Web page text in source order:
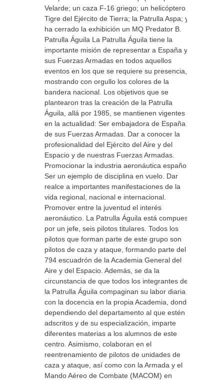
Velarde; un caza F-16 griego; un helicóptero
Tigre del Ejército de Tierra; la Patrulla Aspa; y
ha cerrado la exhibición un MQ Predator B.
Patrulla Águila La Patrulla Águila tiene la
importante misión de representar a España y a
sus Fuerzas Armadas en todos aquellos
eventos en los que se requiere su presencia,
mostrando con orgullo los colores de la
bandera nacional. Los objetivos que se
plantearon tras la creación de la Patrulla
Águila, allá por 1985, se mantienen vigentes
en la actualidad: Ser embajadora de España y
de sus Fuerzas Armadas. Dar a conocer la
profesionalidad del Ejército del Aire y del
Espacio y de nuestras Fuerzas Armadas.
Promocionar la industria aeronáutica española.
Ser un ejemplo de disciplina en vuelo. Dar
realce a importantes manifestaciones de la
vida regional, nacional e internacional.
Promover entre la juventud el interés
aeronáutico. La Patrulla Águila está compuesta
por un jefe, seis pilotos titulares. Todos los
pilotos que forman parte de este grupo son
pilotos de caza y ataque, formando parte del
794 escuadrón de la Academia General del
Aire y del Espacio. Además, se da la
circunstancia de que todos los integrantes de
la Patrulla Águila compaginan su labor diaria
con la docencia en la propia Academia, donde,
dependiendo del departamento al que estén
adscritos y de su especialización, imparte
diferentes materias a los alumnos de este
centro. Asimismo, colaboran en el
reentrenamiento de pilotos de unidades de
caza y ataque, así como con la Armada y el
Mando Aéreo de Combate (MACOM) en